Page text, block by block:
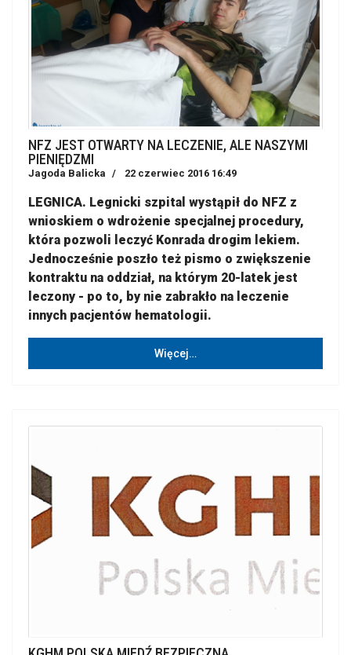
NFZ JEST OTWARTY NA LECZENIE, ALE NASZYMI
PIENIĘDZMI
Jagoda Balicka 22 czerwiec 2016 16:49
LEGNICA. Legnicki szpital wystąpił do NFZ z
wnioskiem o wdrożenie specjalnej procedury,
która pozwoli leczyć Konrada drogim lekiem.
Jednocześnie poszło też pismo o zwiększenie
kontraktu na oddział, na którym 20-latek jest
leczony - po to, by nie zabrakło na leczenie
innych pacjentów hematologii.
Więcej…